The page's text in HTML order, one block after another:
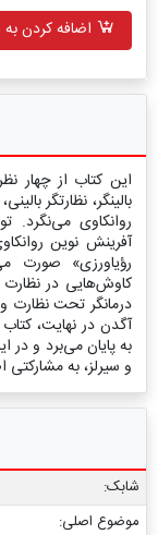
اضافه کردن
این کتاب از چهار
بالینگر، نظارتگر
روانکاوی می‌نگرد.
آفرینش نوین
رؤیاورزی» صورت
کاوش‌هایی در نظارت
درمانگر تحت
آگدن در نهایت،
به پایان می‌برد و در
و سیرلز، به
شابک:
موضوع اصلی: